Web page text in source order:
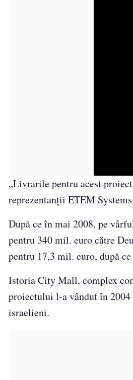
„Livrarile pentru acest
reprezentanţii ETEM
După ce în mai 2008, pe
pentru 340 mil. euro către
pentru 17,3 mil. euro, după
Istoria City Mall, complex
proiectului l-a vândut în
israelieni.